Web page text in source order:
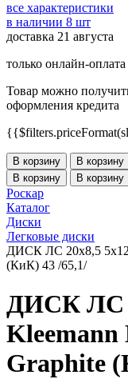
все характеристики
в наличии 8 шт
доставка 21 августа
только онлайн-оплата
Товар можно
оформления кредита
В корзину
В корзину
В корзину
В корзину
Роскар
Каталог
Диски
Легковые диски
ДИСК ЛС 20x8,5
(КиК) 43 /65,1/
ДИСК ЛС
Kleemann
Graphite